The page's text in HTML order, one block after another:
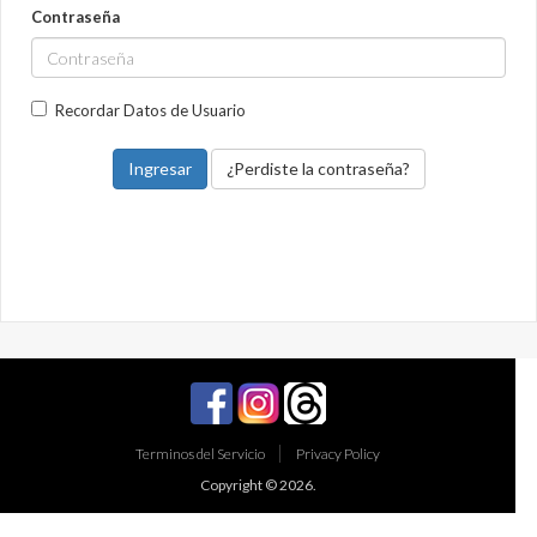
Contraseña
Recordar Datos de Usuario
¿Perdiste la contraseña?
Terminos del Servicio
Privacy Policy
Copyright © 2026.